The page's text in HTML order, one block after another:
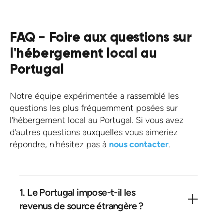
FAQ - Foire aux questions sur
l'hébergement local au
Portugal
Notre équipe expérimentée a rassemblé les
questions les plus fréquemment posées sur
l'hébergement local au Portugal. Si vous avez
d'autres questions auxquelles vous aimeriez
répondre, n'hésitez pas à nous contacter.
1. Le Portugal impose-t-il les
revenus de source étrangère ?